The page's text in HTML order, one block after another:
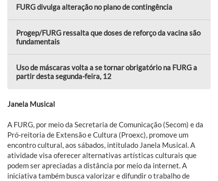
FURG divulga alteração no plano de contingência
Progep/FURG ressalta que doses de reforço da vacina são
fundamentais
Uso de máscaras volta a se tornar obrigatório na FURG a
partir desta segunda-feira, 12
Janela Musical
A FURG, por meio da Secretaria de Comunicação (Secom) e da
Pró-reitoria de Extensão e Cultura (Proexc), promove um
encontro cultural, aos sábados, intitulado Janela Musical. A
atividade visa oferecer alternativas artísticas culturais que
podem ser apreciadas a distância por meio da internet. A
iniciativa também busca valorizar e difundir o trabalho de